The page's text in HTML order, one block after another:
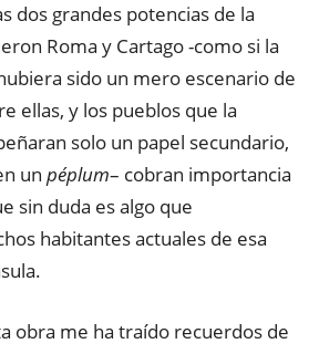
dos grandes potencias de la
Roma y Cartago -como si la
sido un mero escenario de
ellas, y los pueblos que la
solo un papel secundario,
un péplum– cobran importancia
sin duda es algo que
habitantes actuales de esa
obra me ha traído recuerdos de